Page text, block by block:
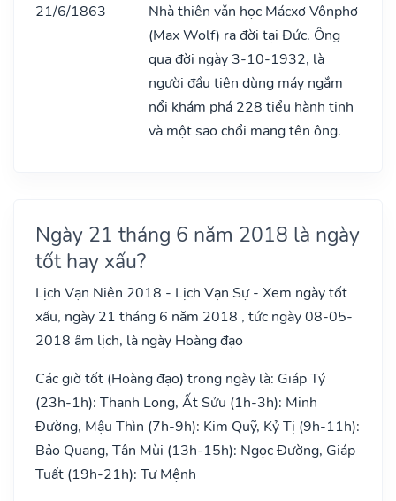
21/6/1863
Nhà thiên vǎn học Mácxơ Vônphơ
(Max Wolf) ra đời tại Đức. Ông
qua đời ngày 3-10-1932, là
người đầu tiên dùng máy ngắm
nổi khám phá 228 tiểu hành tinh
và một sao chổi mang tên ông.
Ngày 21 tháng 6 năm 2018 là ngày
tốt hay xấu?
Lịch Vạn Niên 2018 - Lịch Vạn Sự - Xem ngày tốt
xấu, ngày 21 tháng 6 năm 2018 , tức ngày 08-05-
2018 âm lịch, là ngày Hoàng đạo
Các giờ tốt (Hoàng đạo) trong ngày là: Giáp Tý
(23h-1h): Thanh Long, Ất Sửu (1h-3h): Minh
Đường, Mậu Thìn (7h-9h): Kim Quỹ, Kỷ Tị (9h-11h):
Bảo Quang, Tân Mùi (13h-15h): Ngọc Đường, Giáp
Tuất (19h-21h): Tư Mệnh